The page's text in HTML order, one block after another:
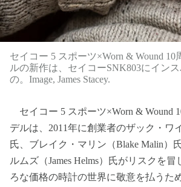
セイコー 5 スポーツ×Worn & Wound
ルの新作は、セイコーSNK803にイン
の。Image, James Stacey.
セイコー 5 スポーツ×Worn & Wound
デルは、2011年に創業者のザック・ワイ
氏、ブレイク・マリン（Blake Malin）
ルムズ（James Helms）氏がリスクを
ろな価格の時計の世界に敬意を払うた